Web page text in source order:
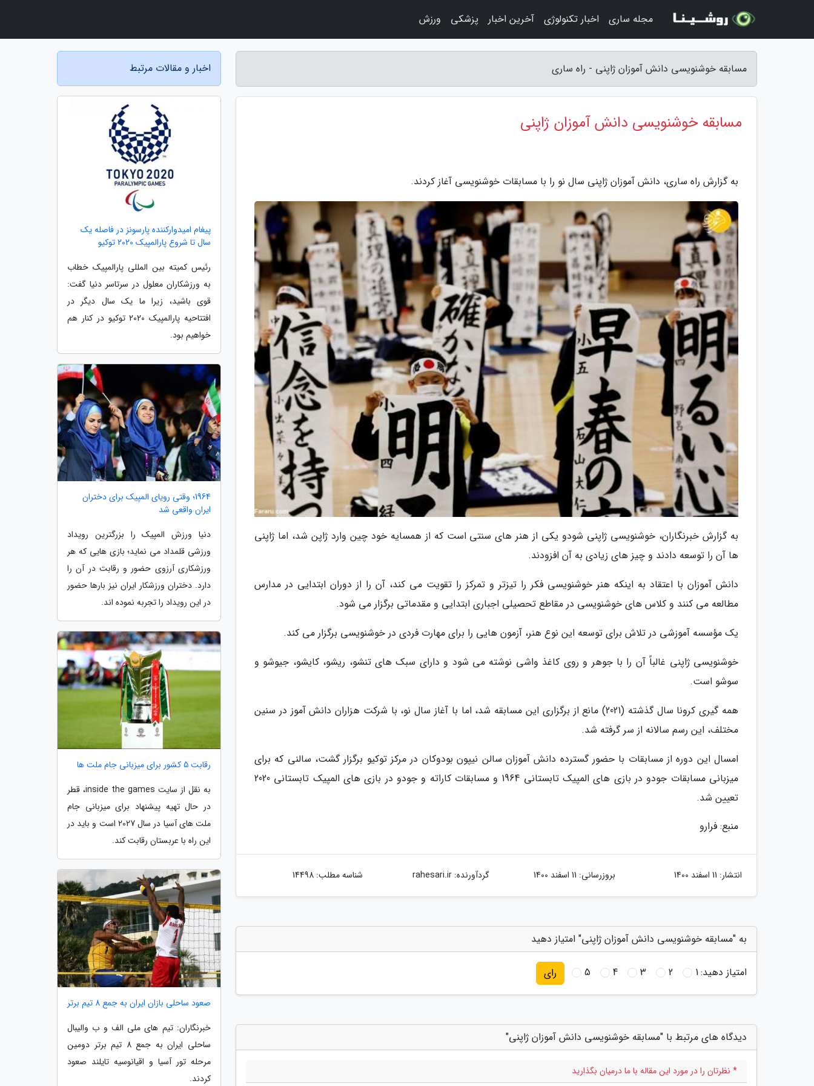
مسابقه خوشنویسی دانش آموزان ژاپنی - راه ساری
مسابقه خوشنویسی دانش آموزان ژاپنی
به گزارش راه ساری، دانش آموزان ژاپنی سال نو را با مسابقات خوشنویسی آغاز کردند.
به گزارش خبرنگاران، خوشنویسی ژاپنی شودو یکی از هنر های سنتی است که از همسایه خود چین وارد ژاپن شد، اما ژاپنی
ها آن را توسعه دادند و چیز های زیادی به آن افزودند.
دانش آموزان با اعتقاد به اینکه هنر خوشنویسی فکر را تیزتر و تمرکز را تقویت می کند، آن را از دوران ابتدایی در مدارس
مطالعه می کنند و کلاس های خوشنویسی در مقاطع تحصیلی اجباری ابتدایی و مقدماتی برگزار می شود.
یک مؤسسه آموزشی در تلاش برای توسعه این نوع هنر، آزمون هایی را برای مهارت فردی در خوشنویسی برگزار می کند.
خوشنویسی ژاپنی غالباً آن را با جوهر و روی کاغذ واشی نوشته می شود و دارای سبک های تنشو، ریشو، کایشو، جیوشو و
سوشو است.
همه گیری کرونا سال گذشته (2021) مانع از برگزاری این مسابقه شد، اما با آغاز سال نو، با شرکت هزاران دانش آموز در سنین
مختلف، این رسم سالانه از سر گرفته شد.
امسال این دوره از مسابقات با حضور گسترده دانش آموزان سالن نیپون بودوکان در مرکز توکیو برگزار گشت، سالنی که برای
میزبانی مسابقات جودو در بازی های المپیک تابستانی 1964 و مسابقات کاراته و جودو در بازی های المپیک تابستانی 2020
تعیین شد.
منبع: فرارو
انتشار: 11 اسفند 1400 بروزرسانی: 11 اسفند 1400 گردآورنده:rahesari.ir شناسه مطلب: 14498
به "مسابقه خوشنویسی دانش آموزان ژاپنی" امتیاز دهید
امتیاز دهید:1
2
3
4
5 رای
دیدگاه های مرتبط با "مسابقه خوشنویسی دانش آموزان ژاپنی"
* نظرتان را در مورد این مقاله با ما درمیان بگذارید
اخبار و مقالات مرتبط
پیغام امیدوارکننده پارسونز در فاصله یک
سال تا شروع پارالمپیک 2020 توکیو
رئیس کمیته بین المللی پارالمپیک خطاب
به ورزشکاران معلول در سرتاسر دنیا گفت:
قوی باشید، زیرا ما یک سال دیگر در
افتتاحیه پارالمپیک 2020 توکیو در کنار هم
خواهیم بود.
1964؛ وقتی رویای المپیک برای دختران
ایران واقعی شد
دنیا ورزش المپیک را بزرگترین رویداد
ورزشی قلمداد می نماید؛ بازی هایی که هر
ورزشکاری آرزوی حضور و رقابت در آن را
دارد. دختران ورزشکار ایران نیز بارها حضور
در این رویداد را تجربه نموده اند.
رقابت 5 کشور برای میزبانی جام ملت ها
به نقل از سایت inside the games، قطر
در حال تهیه پیشنهاد برای میزبانی جام
ملت های آسیا در سال 2027 است و باید در
این راه با عربستان رقابت کند.
صعود ساحلی بازان ایران به جمع 8 تیم برتر
خبرنگاران: تیم های ملی الف و ب والیبال
ساحلی ایران به جمع 8 تیم برتر دومین
مرحله تور آسیا و اقیانوسیه تایلند صعود
کردند.
مجله ساری اخبار تکنولوژی آخرین اخبار پزشکی ورزش